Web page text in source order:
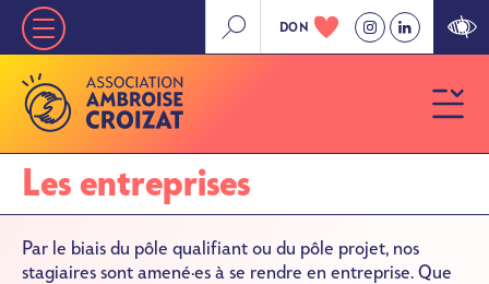
Aller
principal
Nav
principale
»
Niveau
1
DON
Les entreprises
Par le biais du pôle qualifiant ou du pôle projet, nos
stagiaires sont amené·es à se rendre en entreprise. Que